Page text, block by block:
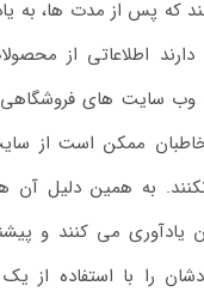
که پس از مدت ها، به
اطلاعاتی از
وب سایت های
ممکن است از
به همین دلیل آن
یادآوری می کنند و
را با استفاده از